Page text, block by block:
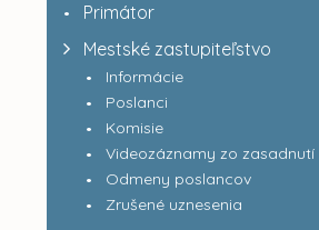
Primátor
Mestské zastupiteľstvo
Informácie
Poslanci
Komisie
Videozáznamy zo zasadnutí
Odmeny poslancov
Zrušené uznesenia